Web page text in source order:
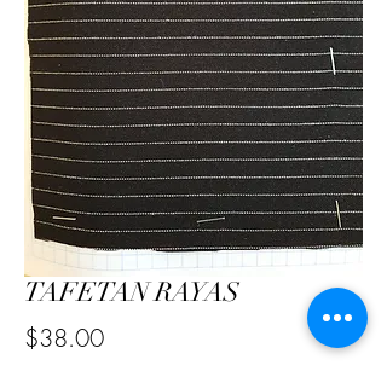
TAFETAN RAYAS
$38.00Precio